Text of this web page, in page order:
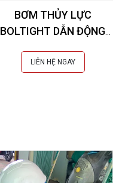
BƠM THỦY LỰC
BOLTIGHT DẪN ĐỘNG
LIÊN HỆ NGAY